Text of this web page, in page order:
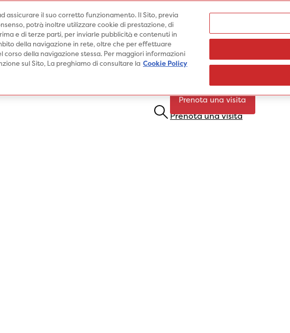
Medici
Specialità PrestazioniPatologie
Prenota una visita
Prenota una visita
assicurare il suo corretto funzionamento. Il Sito, previa
potrà inoltre utilizzare cookie di prestazione, di
e di terze parti, per inviarle pubblicità e contenuti in
della navigazione in rete, oltre che per effettuare
della navigazione stessa. Per maggiori informazioni
sul Sito, La preghiamo di consultare la Cookie Policy